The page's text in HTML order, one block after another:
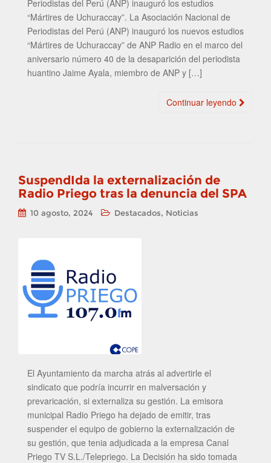
Periodistas del Perú (ANP) inauguró los estudios
“Mártires de Uchuraccay”. La Asociación Nacional de
Periodistas del Perú (ANP) inauguró los nuevos estudios
“Mártires de Uchuraccay” de ANP Radio en el marco del
aniversario número 40 de la desaparición del periodista
huantino Jaime Ayala, miembro de ANP y […]
Continuar leyendo
SuspendIda la externalización de
Radio Priego tras la denuncia del SPA
10 agosto, 2024 Destacados, Noticias
El Ayuntamiento da marcha atrás al advertirle el
sindicato que podría incurrir en malversación y
prevaricación, si externaliza su gestión. La emisora
municipal Radio Priego ha dejado de emitir, tras
suspender el equipo de gobierno la externalización de
su gestión, que tenia adjudicada a la empresa Canal
Priego TV S.L./Telepriego. La Decisión ha sido tomada